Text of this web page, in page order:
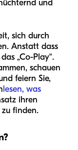
und
sich durch
Anstatt dass
„Co-Play“.
schauen
feiern Sie,
lesen, was
ihren
finden.